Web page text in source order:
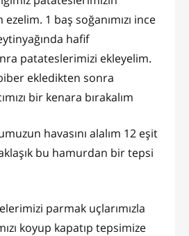
ezelim. 1 baş soğanımızı ince
hafif
patateslerimizi ekleyelim.
ekledikten sonra
bir kenara bırakalım
havasını alalım 12 eşit
bu hamurdan bir tepsi
parmak uçlarımızla
koyup kapatıp tepsimize